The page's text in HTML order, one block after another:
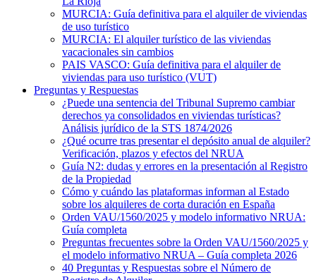
MURCIA: Guía definitiva para el alquiler de viviendas
de uso turístico
MURCIA: El alquiler turístico de las viviendas
vacacionales sin cambios
PAIS VASCO: Guía definitiva para el alquiler de
viviendas para uso turístico (VUT)
Preguntas y Respuestas
¿Puede una sentencia del Tribunal Supremo cambiar
derechos ya consolidados en viviendas turísticas?
Análisis jurídico de la STS 1874/2026
¿Qué ocurre tras presentar el depósito anual de alquiler?
Verificación, plazos y efectos del NRUA
Guía N2: dudas y errores en la presentación al Registro
de la Propiedad
Cómo y cuándo las plataformas informan al Estado
sobre los alquileres de corta duración en España
Orden VAU/1560/2025 y modelo informativo NRUA:
Guía completa
Preguntas frecuentes sobre la Orden VAU/1560/2025 y
el modelo informativo NRUA – Guía completa 2026
40 Preguntas y Respuestas sobre el Número de